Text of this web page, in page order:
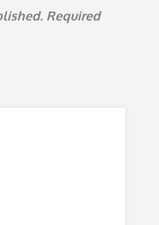
Required